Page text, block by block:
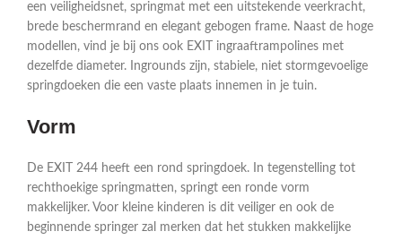
een veiligheidsnet, springmat met een uitstekende veerkracht,
brede beschermrand en elegant gebogen frame. Naast de hoge
modellen, vind je bij ons ook EXIT ingraaftrampolines met
dezelfde diameter. Ingrounds zijn, stabiele, niet stormgevoelige
springdoeken die een vaste plaats innemen in je tuin.
Vorm
De EXIT 244 heeft een rond springdoek. In tegenstelling tot
rechthoekige springmatten, springt een ronde vorm
makkelijker. Voor kleine kinderen is dit veiliger en ook de
beginnende springer zal merken dat het stukken makkelijke